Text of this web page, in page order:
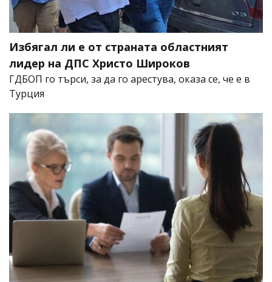
Избягал ли е от страната областният
лидер на ДПС Христо Широков
ГДБОП го търси, за да го арестува, оказа се, че е в
Турция